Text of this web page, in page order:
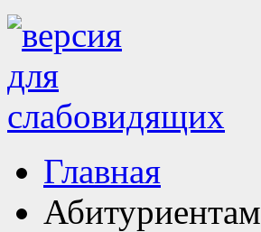
Главная
Абитуриентам